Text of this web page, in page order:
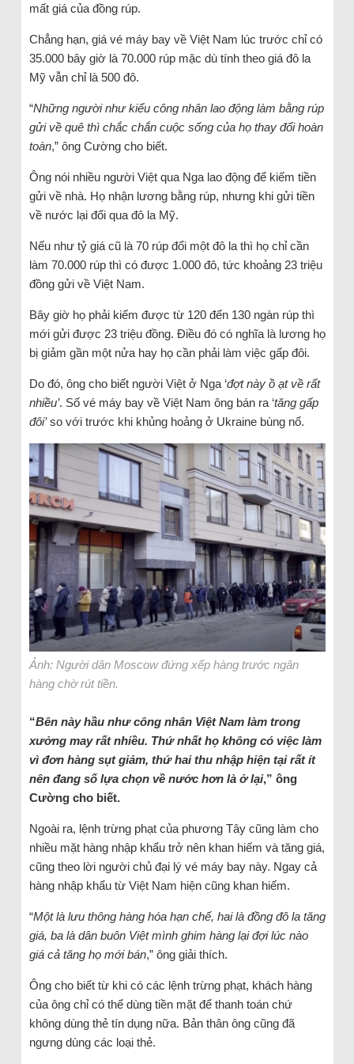
mất giá của đồng rúp.
Chẳng hạn, giá vé máy bay về Việt Nam lúc trước chỉ có
35.000 bây giờ là 70.000 rúp mặc dù tính theo giá đô la
Mỹ vẫn chỉ là 500 đô.
“Những người như kiểu công nhân lao động làm bằng rúp
gửi về quê thì chắc chắn cuộc sống của họ thay đổi hoàn
toàn,” ông Cường cho biết.
Ông nói nhiều người Việt qua Nga lao động để kiếm tiền
gửi về nhà. Họ nhận lương bằng rúp, nhưng khi gửi tiền
về nước lại đổi qua đô la Mỹ.
Nếu như tỷ giá cũ là 70 rúp đổi một đô la thì họ chỉ cần
làm 70.000 rúp thì có được 1.000 đô, tức khoảng 23 triệu
đồng gửi về Việt Nam.
Bây giờ họ phải kiếm được từ 120 đến 130 ngàn rúp thì
mới gửi được 23 triệu đồng. Điều đó có nghĩa là lương họ
bị giảm gần một nửa hay họ cần phải làm việc gấp đôi.
Do đó, ông cho biết người Việt ở Nga ‘đợt này ồ ạt về rất
nhiều’. Số vé máy bay về Việt Nam ông bán ra ‘tăng gấp
đôi’so với trước khi khủng hoảng ở Ukraine bùng nổ.
Ảnh: Người dân Moscow đứng xếp hàng trước ngân
hàng chờ rút tiền.
“Bên này hầu như công nhân Việt Nam làm trong
xưởng may rất nhiều. Thứ nhất họ không có việc làm
vì đơn hàng sụt giảm, thứ hai thu nhập hiện tại rất ít
nên đang số lựa chọn về nước hơn là ở lại,” ông
Cường cho biết.
Ngoài ra, lệnh trừng phạt của phương Tây cũng làm cho
nhiều mặt hàng nhập khẩu trở nên khan hiếm và tăng giá,
cũng theo lời người chủ đại lý vé máy bay này. Ngay cả
hàng nhập khẩu từ Việt Nam hiện cũng khan hiếm.
“Một là lưu thông hàng hóa hạn chế, hai là đồng đô la tăng
giá, ba là dân buôn Việt mình ghim hàng lại đợi lúc nào
giá cả tăng họ mới bán,” ông giải thích.
Ông cho biết từ khi có các lệnh trừng phạt, khách hàng
của ông chỉ có thể dùng tiền mặt để thanh toán chứ
không dùng thẻ tín dụng nữa. Bản thân ông cũng đã
ngưng dùng các loại thẻ.